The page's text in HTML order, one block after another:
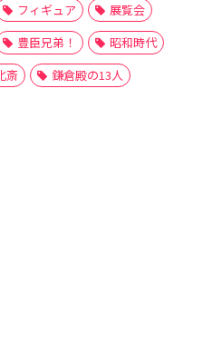
フィギュア
展覧会
豊臣兄弟！
昭和時代
斎 鎌倉殿の13人